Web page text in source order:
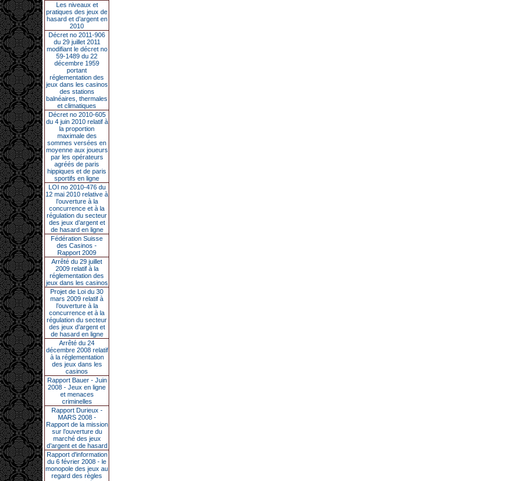
Les niveaux et
pratiques des jeux de
hasard et d’argent en
2010
Décret no 2011-906
du 29 juillet 2011
modifiant le décret no
59-1489 du 22
décembre 1959
portant
réglementation des
jeux dans les casinos
des stations
balnéaires, thermales
et climatiques
Décret no 2010-605
du 4 juin 2010 relatif à
la proportion
maximale des
sommes versées en
moyenne aux joueurs
par les opérateurs
agréés de paris
hippiques et de paris
sportifs en ligne
LOI no 2010-476 du
12 mai 2010 relative à
l’ouverture à la
concurrence et à la
régulation du secteur
des jeux d’argent et
de hasard en ligne
Fédération Suisse
des Casinos -
Rapport 2009
Arrêté du 29 juillet
2009 relatif à la
réglementation des
jeux dans les casinos
Projet de Loi du 30
mars 2009 relatif à
l’ouverture à la
concurrence et à la
régulation du secteur
des jeux d’argent et
de hasard en ligne
Arrêté du 24
décembre 2008 relatif
à la réglementation
des jeux dans les
casinos
Rapport Bauer - Juin
2008 - Jeux en ligne
et menaces
criminelles
Rapport Durieux -
MARS 2008 -
Rapport de la mission
sur l’ouverture du
marché des jeux
d’argent et de hasard
Rapport d'information
du 6 février 2008 - le
monopole des jeux au
regard des règles